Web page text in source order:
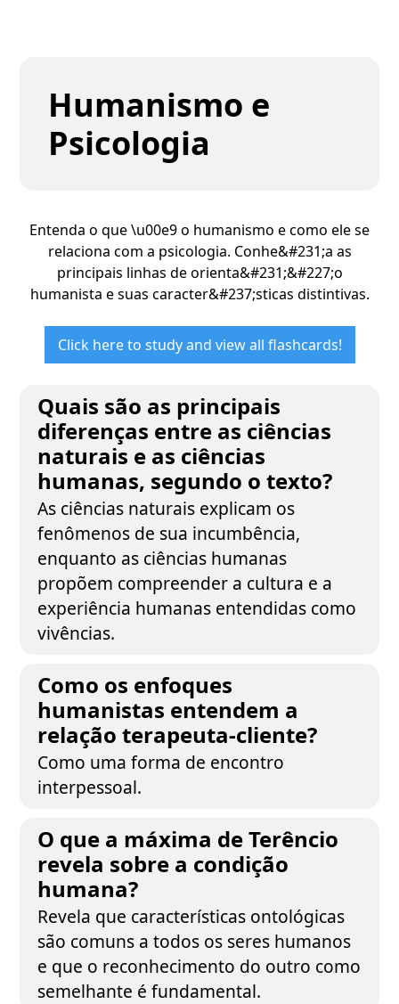
Humanismo e
Psicologia
Entenda o que \u00e9 o humanismo e como ele se
relaciona com a psicologia. Conhe&#231;a as
principais linhas de orienta&#231;&#227;o
humanista e suas caracter&#237;sticas distintivas.
Click here to study and view all flashcards!
Quais são as principais
diferenças entre as ciências
naturais e as ciências
humanas, segundo o texto?
As ciências naturais explicam os
fenômenos de sua incumbência,
enquanto as ciências humanas
propõem compreender a cultura e a
experiência humanas entendidas como
vivências.
Como os enfoques
humanistas entendem a
relação terapeuta-cliente?
Como uma forma de encontro
interpessoal.
O que a máxima de Terêncio
revela sobre a condição
humana?
Revela que características ontológicas
são comuns a todos os seres humanos
e que o reconhecimento do outro como
semelhante é fundamental.